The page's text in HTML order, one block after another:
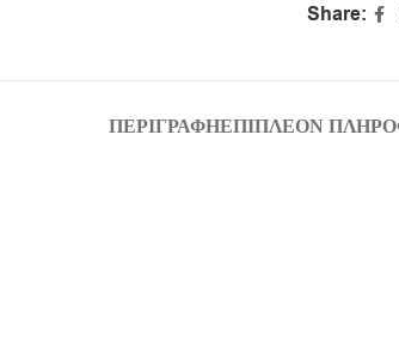
Share:
ΠΕΡΙΓΡΑΦΉΕΠΙΠΛΈΟΝ